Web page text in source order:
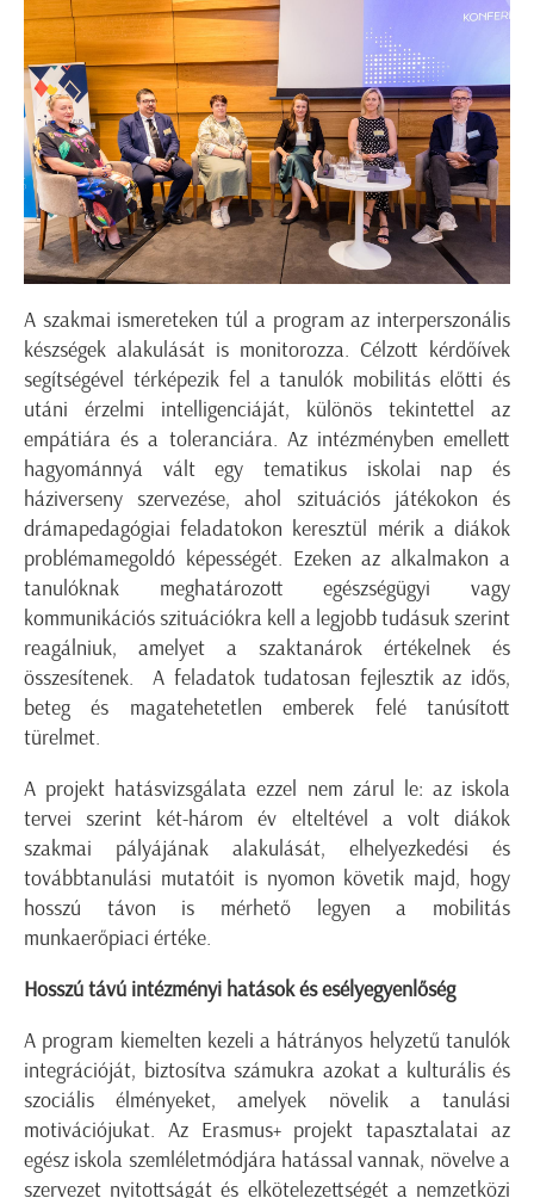
A szakmai ismereteken túl a program az interperszonális
készségek alakulását is monitorozza. Célzott kérdőívek
segítségével térképezik fel a tanulók mobilitás előtti és
utáni érzelmi intelligenciáját, különös tekintettel az
empátiára és a toleranciára. Az intézményben emellett
hagyománnyá vált egy tematikus iskolai nap és
háziverseny szervezése, ahol szituációs játékokon és
drámapedagógiai feladatokon keresztül mérik a diákok
problémamegoldó képességét. Ezeken az alkalmakon a
tanulóknak meghatározott egészségügyi vagy
kommunikációs szituációkra kell a legjobb tudásuk szerint
reagálniuk, amelyet a szaktanárok értékelnek és
összesítenek. A feladatok tudatosan fejlesztik az idős,
beteg és magatehetetlen emberek felé tanúsított
türelmet.
A projekt hatásvizsgálata ezzel nem zárul le: az iskola
tervei szerint két-három év elteltével a volt diákok
szakmai pályájának alakulását, elhelyezkedési és
továbbtanulási mutatóit is nyomon követik majd, hogy
hosszú távon is mérhető legyen a mobilitás
munkaerőpiaci értéke.
Hosszú távú intézményi hatások és esélyegyenlőség
A program kiemelten kezeli a hátrányos helyzetű tanulók
integrációját, biztosítva számukra azokat a kulturális és
szociális élményeket, amelyek növelik a tanulási
motivációjukat. Az Erasmus+ projekt tapasztalatai az
egész iskola szemléletmódjára hatással vannak, növelve a
szervezet nyitottságát és elkötelezettségét a nemzetközi